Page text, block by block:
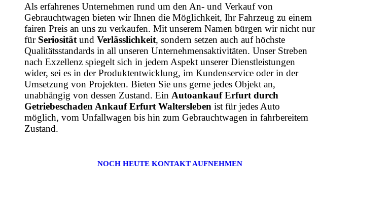
Als erfahrenes Unternehmen rund um den An- und Verkauf von
Gebrauchtwagen bieten wir Ihnen die Möglichkeit, Ihr Fahrzeug zu einem
fairen Preis an uns zu verkaufen. Mit unserem Namen bürgen wir nicht nur
für Seriosität und Verlässlichkeit, sondern setzen auch auf höchste
Qualitätsstandards in all unseren Unternehmensaktivitäten. Unser Streben
nach Exzellenz spiegelt sich in jedem Aspekt unserer Dienstleistungen
wider, sei es in der Produktentwicklung, im Kundenservice oder in der
Umsetzung von Projekten. Bieten Sie uns gerne jedes Objekt an,
unabhängig von dessen Zustand. Ein Autoankauf Erfurt durch
Getriebeschaden Ankauf Erfurt Waltersleben ist für jedes Auto
möglich, vom Unfallwagen bis hin zum Gebrauchtwagen in fahrbereitem
Zustand.
NOCH HEUTE KONTAKT AUFNEHMEN